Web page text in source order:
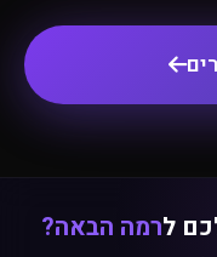
לרמה הבאה?